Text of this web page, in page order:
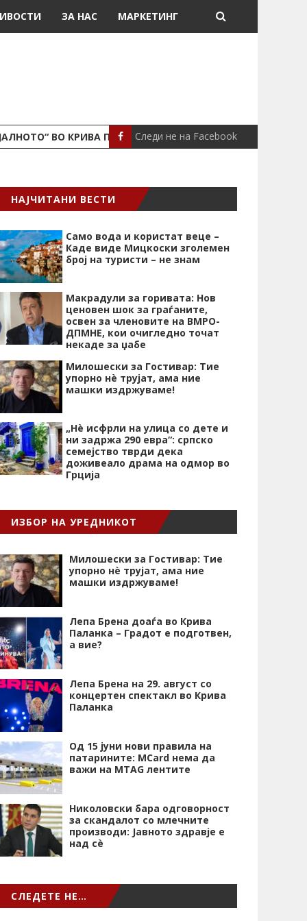
ЗА НАС МАРКЕТИНГ
ВО КРИВА ПАЛАНКА ЛОКАЛНО ПОЖАР ВО
Следи не на Facebook
НАЈЧИТАНИ ВЕСТИ
Само вода и користат веце –
Каде виде Мицкоски зголемен
број на туристи – не знам
Макрадули за горивата: Нов
ценовен шок за граѓаните,
освен за членовите на ВМРО-
ДПМНЕ, кои очигледно точат
некаде за џабе
Милошески за Гостивар: Тие
упорно нѐ трујат, ама ние
машки издржуваме!
„Нѐ исфрли на улица со дете и
ни задржа 290 евра“: српско
семејство тврди дека
доживеало драма на одмор во
Грција
ИЗБОР НА УРЕДНИКОТ
Милошески за Гостивар: Тие
упорно нѐ трујат, ама ние
машки издржуваме!
Лепа Брена доаѓа во Крива
Паланка – Градот е подготвен,
а вие?
Лепа Брена на 29. август со
концертен спектакл во Крива
Паланка
Од 15 јуни нови правила на
патарините: MCard нема да
важи на MTAG лентите
Николовски бара одговорност
за скандалот со млечните
производи: Јавното здравје е
над сѐ
СЛЕДЕТЕ НЕ…